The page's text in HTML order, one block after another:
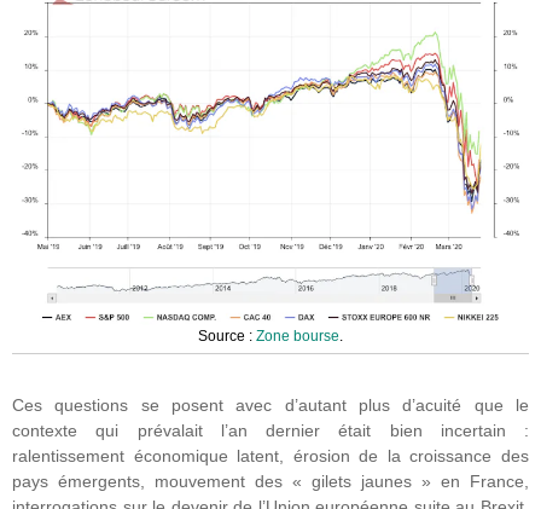
Source : Zone bourse.
Ces questions se posent avec d’autant plus d’acuité que le
contexte qui prévalait l’an dernier était bien incertain :
ralentissement économique latent, érosion de la croissance des
pays émergents, mouvement des « gilets jaunes » en France,